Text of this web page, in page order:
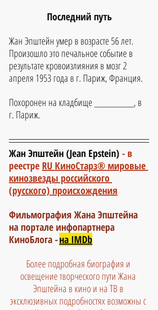
Последний путь
Жан Эпштейн умер в возрасте 56 лет.
Произошло это печальное событие в
результате кровоизлияния в мозг 2
апреля 1953 года в г. Париж, Франция.
Похоронен на кладбище __________, в
г. Париж.
Жан Эпштейн (Jean Epstein) - в
реестре RU КиноСтарз® мировые
кинозвезды российского
(русского) происхождения
Фильмография Жана Эпштейна
на портале инфопартнера
КиноБлога -на IMDb
Более подробная биография и
освещение творческого пути Жана
Эпштейна в кино и на ТВ в
эксклюзивных подробностях возможны с